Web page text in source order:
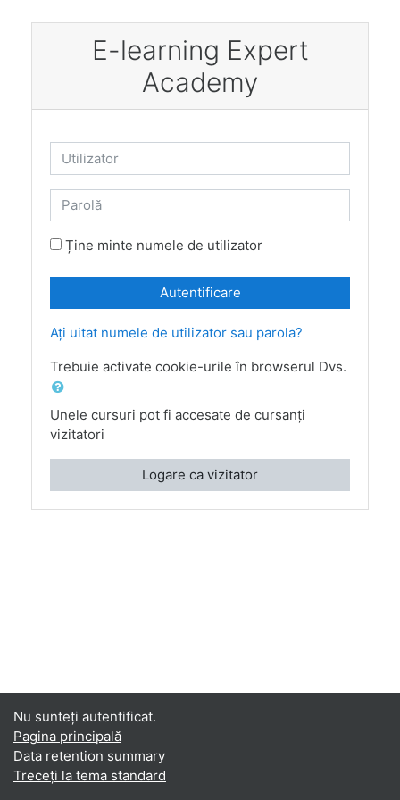
E-learning Expert
Academy
Utilizator
Parolă
Ține minte numele de utilizator
Autentificare
Aţi uitat numele de utilizator sau parola?
Trebuie activate cookie-urile în browserul Dvs.
Unele cursuri pot fi accesate de cursanţi
vizitatori
Logare ca vizitator
Nu sunteţi autentificat.
Pagina principală
Data retention summary
Treceți la tema standard